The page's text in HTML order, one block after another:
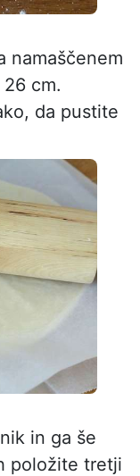
namaščenem
cm.
da pustite
in ga še
položite tretji